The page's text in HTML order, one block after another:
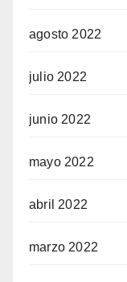
agosto 2022
julio 2022
junio 2022
mayo 2022
abril 2022
marzo 2022